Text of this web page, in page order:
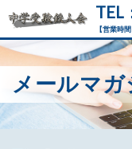
【営業時
TEL
メールマガ